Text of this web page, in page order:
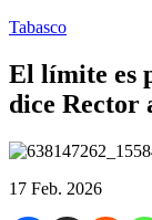
Tabasco
El límite es
dice Rector
17 Feb. 2026